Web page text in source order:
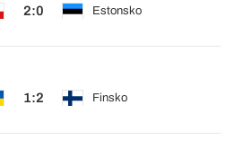
2:0 Estonsko
1:2 Finsko